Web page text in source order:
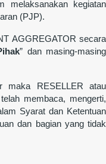
melaksanakan kegiatan
(PJP).
AGGREGATOR secara
” dan masing-masing
maka RESELLER atau
membaca, mengerti,
Syarat dan Ketentuan
dan bagian yang tidak